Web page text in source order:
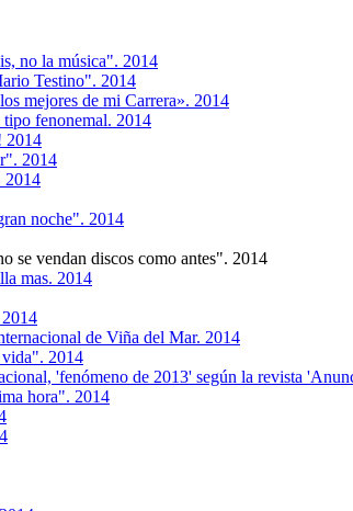
no la música". 2014
Testino". 2014
mejores de mi Carrera». 2014
fenonemal. 2014
2014
2014
2014
noche". 2014
se vendan discos como antes". 2014
mas. 2014
de Viña del Mar. 2014
vida". 2014
'fenómeno de 2013' según la revista
hora". 2014